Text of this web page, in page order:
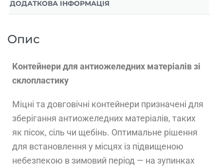
ДОДАТКОВА ІНФОРМАЦІЯ
Опис
Контейнери для антиожеледних матеріалів зі
склопластику
Міцні та довговічні контейнери призначені для
зберігання антиожеледних матеріалів, таких
як пісок, сіль чи щебінь. Оптимальне рішення
для встановлення у місцях із підвищеною
небезпекою в зимовий період — на зупинках